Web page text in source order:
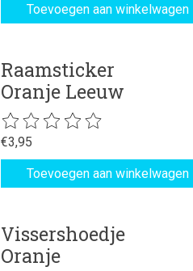
Toevoegen aan winkelwagen
Raamsticker
Oranje Leeuw
De beoordeling van dit product is
€3,95
Toevoegen aan winkelwagen
Vissershoedje
Oranje